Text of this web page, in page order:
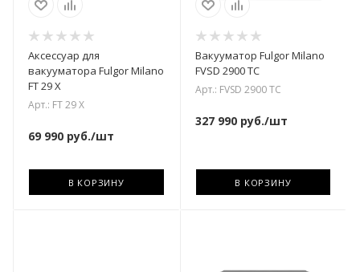
Аксессуар для
вакууматора Fulgor Milano
FT 29 X
Арт.: FT 29 X
69 990 руб./шт
В КОРЗИНУ
Вакууматор Fulgor Milano
FVSD 2900 TC
Арт.: FVSD 2900 TC
327 990руб./шт
В КОРЗИНУ